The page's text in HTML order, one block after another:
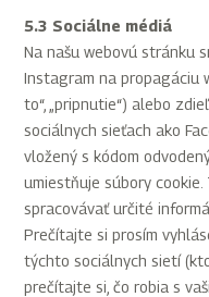
5.3 Sociálne médiá
Na našu webovú stránku
Instagram na propagáciu
to“, „pripnutie“) alebo
sociálnych sieťach ako
vložený s kódom
umiestňuje súbory
spracovávať určité
Prečítajte si prosím
týchto sociálnych sietí
prečítajte si, čo robia s